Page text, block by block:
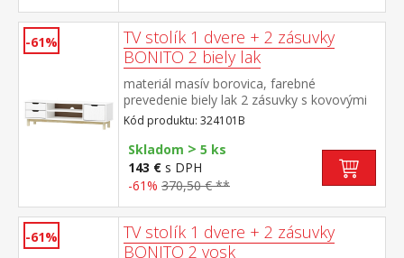
-61%
TV stolík 1 dvere + 2 zásuvky
BONITO 2 biely lak
materiál masív borovica, farebné
prevedenie biely lak 2 zásuvky s kovovými
pojazdmi, 1 dvierka, 1 polica otvor na
pretiahnutie káblov
Kód produktu: 324101B
Skladom > 5 ks
143 € s DPH
-61% 370,50 € **
-61%
TV stolík 1 dvere + 2 zásuvky
BONITO 2 vosk